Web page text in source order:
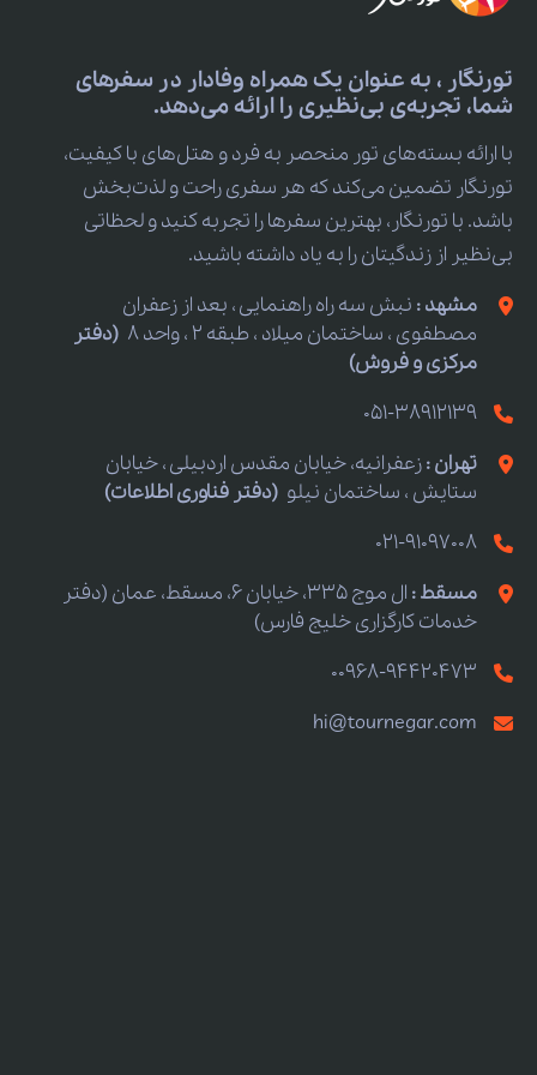
تورنگار ، به عنوان یک همراه وفادار در سفرهای
شما، تجربه‌ی بی‌نظیری را ارائه می‌دهد.
با ارائه بسته‌های تور منحصر به فرد و هتل‌های با کیفیت،
تورنگار تضمین می‌کند که هر سفری راحت و لذت‌بخش
باشد. با تورنگار، بهترین سفرها را تجربه کنید و لحظاتی
بی‌نظیر از زندگیتان را به یاد داشته باشید.
مشهد : نبش سه راه راهنمایی ، بعد از زعفران
مصطفوی ، ساختمان میلاد ، طبقه 2 ، واحد 8
(دفتر
مرکزی و فروش)
051-38912139
تهران :زعفرانیه، خیابان مقدس اردبیلی ، خیابان
ستایش ، ساختمان نیلو (دفتر فناوری اطلاعات)
021-91097008
مسقط :
ال موج 335، خیابان 6، مسقط، عمان (دفتر
خدمات کارگزاری خلیج فارس)
00968-94420473
hi@tournegar.com